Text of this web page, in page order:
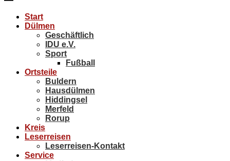
Start
Dülmen
Geschäftlich
IDU e.V.
Sport
Fußball
Ortsteile
Buldern
Hausdülmen
Hiddingsel
Merfeld
Rorup
Kreis
Leserreisen
Leserreisen-Kontakt
Service